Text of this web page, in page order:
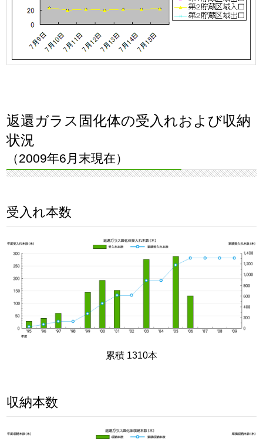
返還ガラス固化体の受入れおよび収納
状況
（2009年6月末現在）
受入れ本数
累積 1310本
収納本数